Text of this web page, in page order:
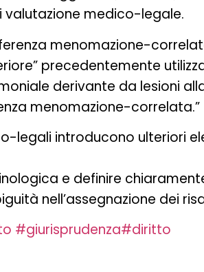
valutazione medico-legale.
menomazione-
precedentemente
derivante da lesioni
menomazione-correlata.”
legali introducono ulteriori
e definire
nell’assegnazione dei
#giurisprudenza#diritto